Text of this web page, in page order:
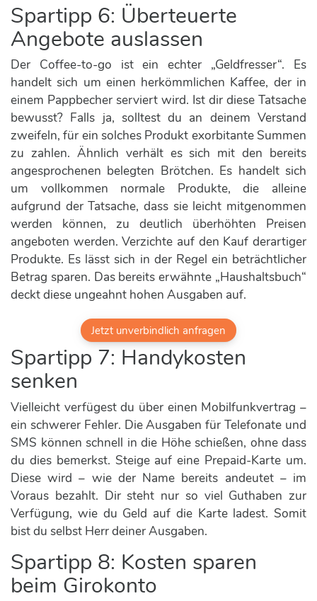
Spartipp 6: Überteuerte
Angebote auslassen
Der Coffee-to-go ist ein echter „Geldfresser“. Es
handelt sich um einen herkömmlichen Kaffee, der in
einem Pappbecher serviert wird. Ist dir diese Tatsache
bewusst? Falls ja, solltest du an deinem Verstand
zweifeln, für ein solches Produkt exorbitante Summen
zu zahlen. Ähnlich verhält es sich mit den bereits
angesprochenen belegten Brötchen. Es handelt sich
um vollkommen normale Produkte, die alleine
aufgrund der Tatsache, dass sie leicht mitgenommen
werden können, zu deutlich überhöhten Preisen
angeboten werden. Verzichte auf den Kauf derartiger
Produkte. Es lässt sich in der Regel ein beträchtlicher
Betrag sparen. Das bereits erwähnte „Haushaltsbuch“
deckt diese ungeahnt hohen Ausgaben auf.
Jetzt unverbindlich anfragen
Spartipp 7: Handykosten
senken
Vielleicht verfügest du über einen Mobilfunkvertrag –
ein schwerer Fehler. Die Ausgaben für Telefonate und
SMS können schnell in die Höhe schießen, ohne dass
du dies bemerkst. Steige auf eine Prepaid-Karte um.
Diese wird – wie der Name bereits andeutet – im
Voraus bezahlt. Dir steht nur so viel Guthaben zur
Verfügung, wie du Geld auf die Karte ladest. Somit
bist du selbst Herr deiner Ausgaben.
Spartipp 8: Kosten sparen
beim Girokonto